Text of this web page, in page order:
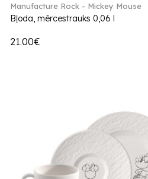
Manufacture Rock - Mickey Mouse
Bļoda, mērcestrauks 0,06 l
21.00€